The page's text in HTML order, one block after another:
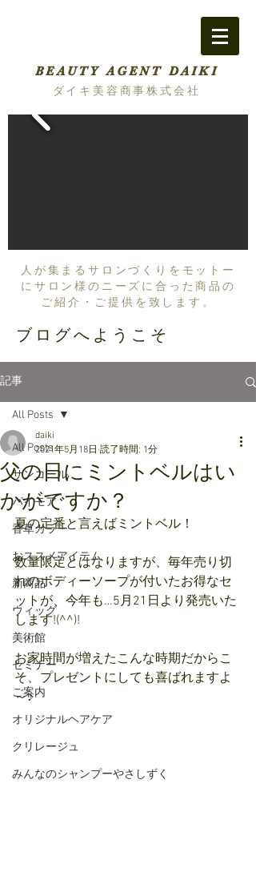
BEAUTY AGENT DAIKI
ダイキ美容商事株式会社
人が集まるサロンづくりをモットー
にサロン様のニーズに合った商品の
ご紹介・ご提供を致します。
ブログへようこそ
記事
All Posts
サンコール
パイモア
香草カラー
おススメアイテム
新商品
ウィッグ
美術館
セミナー
ご案内
オリジナルヘアケア
クリレージュ
みんなのシャンプーやさしずく
All Posts
父の日にミントベルはい
かがですか？
daiki
2021年5月18日 読了時間: 1分
夏の定番と言えばミントベル！
数量限定とはなりますが、毎年売り切
れのボディーソープが付いたお得なセ
ットが、今年も…5月21日より発売いた
します!(^^)!
お家時間が増えたこんな時期だからこ
そ、プレゼントにしても喜ばれますよ
～♪